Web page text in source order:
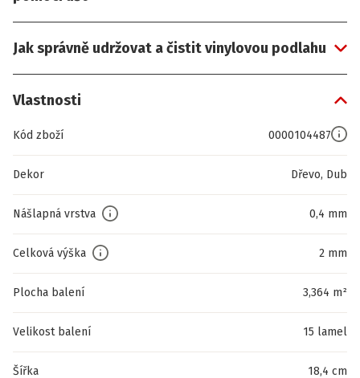
Jak správně udržovat a čistit vinylovou podlahu
Vlastnosti
Kód zboží 0000104487
Dekor Dřevo, Dub
Nášlapná vrstva 0,4 mm
Celková výška 2 mm
Plocha balení 3,364 m²
Velikost balení 15 lamel
Šířka 18,4 cm